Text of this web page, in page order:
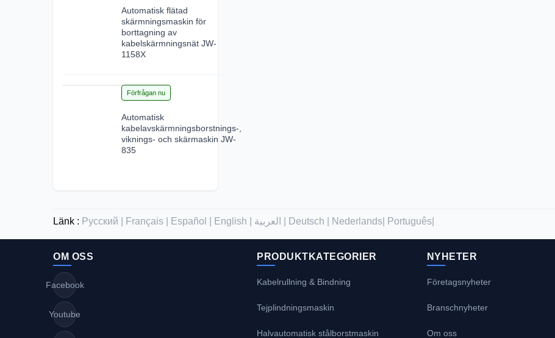
Automatisk flätad
skärmningsmaskin för
borttagning av
kabelskärmningsnät JW-
1158X
Förfrågan nu
Automatisk
kabelavskärmningsborstnings-,
viknings- och skärmaskin JW-
835
Länk : Русский | Français | Español | English | Deutsch | Nederlands| Português|
OM OSS
Facebook
Youtube
PRODUKTKATEGORIER
Kabelrullning & Bindning
Tejplindningsmaskin
Halvautomatisk stålborstmaskin
NYHETER
Företagsnyheter
Branschnyheter
Om oss